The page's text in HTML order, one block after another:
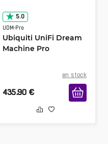
5.0
UDM-Pro
Ubiquiti UniFi Dream
Machine Pro
en stock
435.90 €